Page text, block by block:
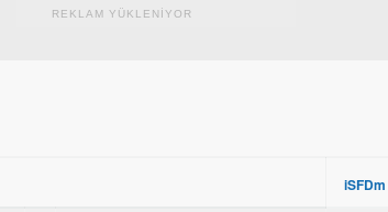
REKLAM YÜKLENİYOR
iSFDm